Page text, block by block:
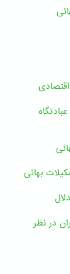
بهائی
در نظر